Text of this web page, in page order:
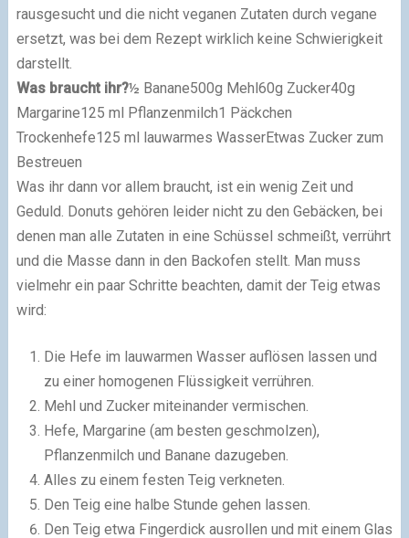
rausgesucht und die nicht veganen Zutaten durch vegane
ersetzt, was bei dem Rezept wirklich keine Schwierigkeit
darstellt.
Was braucht ihr?½ Banane500g Mehl60g Zucker40g
Margarine125 ml Pflanzenmilch1 Päckchen
Trockenhefe125 ml lauwarmes WasserEtwas Zucker zum
Bestreuen
Was ihr dann vor allem braucht, ist ein wenig Zeit und
Geduld. Donuts gehören leider nicht zu den Gebäcken, bei
denen man alle Zutaten in eine Schüssel schmeißt, verrührt
und die Masse dann in den Backofen stellt. Man muss
vielmehr ein paar Schritte beachten, damit der Teig etwas
wird:
Die Hefe im lauwarmen Wasser auflösen lassen und
zu einer homogenen Flüssigkeit verrühren.
Mehl und Zucker miteinander vermischen.
Hefe, Margarine (am besten geschmolzen),
Pflanzenmilch und Banane dazugeben.
Alles zu einem festen Teig verkneten.
Den Teig eine halbe Stunde gehen lassen.
Den Teig etwa Fingerdick ausrollen und mit einem Glas